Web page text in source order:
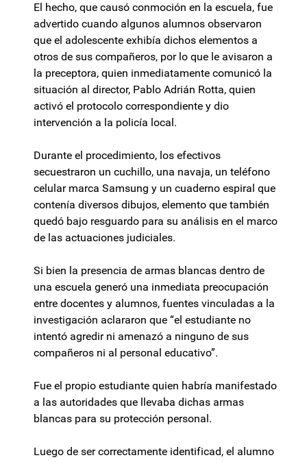
El hecho, que causó conmoción en la escuela, fue
advertido cuando algunos alumnos observaron
que el adolescente exhibía dichos elementos a
otros de sus compañeros, por lo que le avisaron a
la preceptora, quien inmediatamente comunicó la
situación al director, Pablo Adrián Rotta, quien
activó el protocolo correspondiente y dio
intervención a la policía local.
Durante el procedimiento, los efectivos
secuestraron un cuchillo, una navaja, un teléfono
celular marca Samsung y un cuaderno espiral que
contenía diversos dibujos, elemento que también
quedó bajo resguardo para su análisis en el marco
de las actuaciones judiciales.
Si bien la presencia de armas blancas dentro de
una escuela generó una inmediata preocupación
entre docentes y alumnos, fuentes vinculadas a la
investigación aclararon que “el estudiante no
intentó agredir ni amenazó a ninguno de sus
compañeros ni al personal educativo”.
Fue el propio estudiante quien habría manifestado
a las autoridades que llevaba dichas armas
blancas para su protección personal.
Luego de ser correctamente identificad, el alumno